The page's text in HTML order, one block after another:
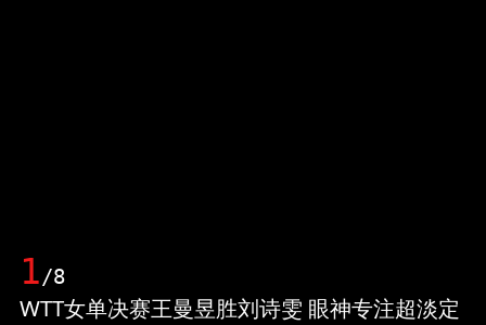
1/8
WTT女单决赛王曼昱胜刘诗雯 眼神专注超淡定